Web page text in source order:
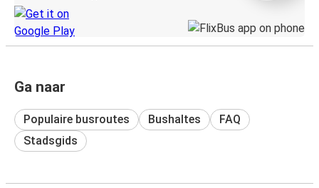
Ga naar
Populaire busroutes Bushaltes
FAQ
Stadsgids